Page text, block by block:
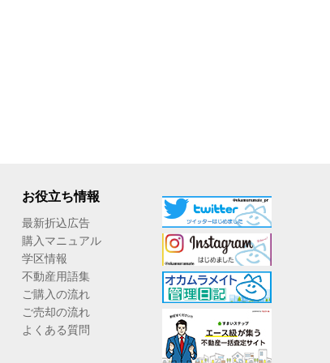
お役立ち情報
最新折込広告
購入マニュアル
学区情報
不動産用語集
ご購入の流れ
ご売却の流れ
よくある質問